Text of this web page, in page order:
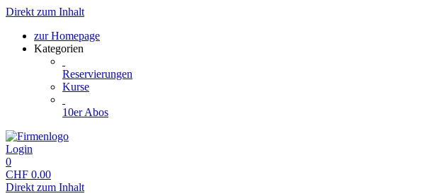
Direkt zum Inhalt
zur Homepage
Kategorien
Reservierungen
Kurse
10er Abos
Login
0
CHF 0.00
Direkt zum Inhalt